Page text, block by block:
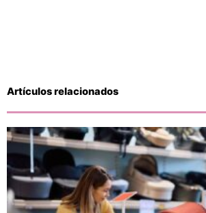
Artículos relacionados